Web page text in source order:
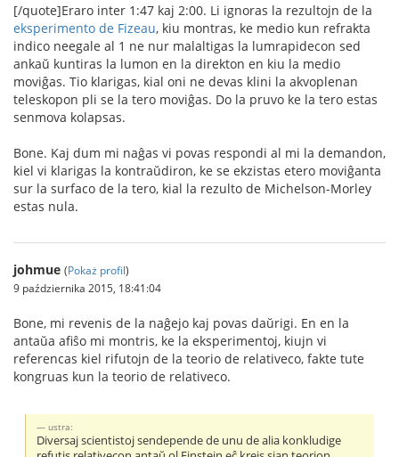
[/quote]Eraro inter 1:47 kaj 2:00. Li ignoras la rezultojn de la
eksperimento de Fizeau, kiu montras, ke medio kun refrakta
indico neegale al 1 ne nur malaltigas la lumrapidecon sed
ankaŭ kuntiras la lumon en la direkton en kiu la medio
moviĝas. Tio klarigas, kial oni ne devas klini la akvoplenan
teleskopon pli se la tero moviĝas. Do la pruvo ke la tero estas
senmova kolapsas.
Bone. Kaj dum mi naĝas vi povas respondi al mi la demandon,
kiel vi klarigas la kontraŭdiron, ke se ekzistas etero moviĝanta
sur la surfaco de la tero, kial la rezulto de Michelson-Morley
estas nula.
johmue (Pokaż profil)
9 października 2015, 18:41:04
Bone, mi revenis de la naĝejo kaj povas daŭrigi. En en la
antaŭa afiŝo mi montris, ke la eksperimentoj, kiujn vi
referencas kiel rifutojn de la teorio de relativeco, fakte tute
kongruas kun la teorio de relativeco.
ustra:
Diversaj scientistoj sendepende de unu de alia konkludige